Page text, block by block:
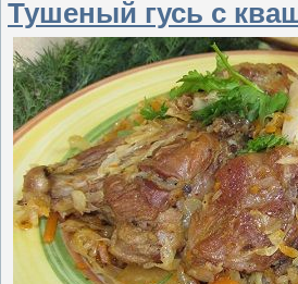
Тушеный гусь с